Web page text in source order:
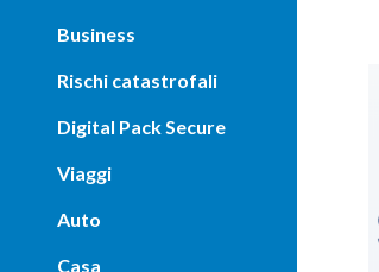
Business
Rischi catastrofali
Digital Pack Secure
Viaggi
Auto
Casa